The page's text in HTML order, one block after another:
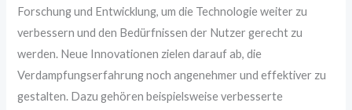
Forschung und Entwicklung, um die Technologie weiter zu
verbessern und den Bedürfnissen der Nutzer gerecht zu
werden. Neue Innovationen zielen darauf ab, die
Verdampfungserfahrung noch angenehmer und effektiver zu
gestalten. Dazu gehören beispielsweise verbesserte